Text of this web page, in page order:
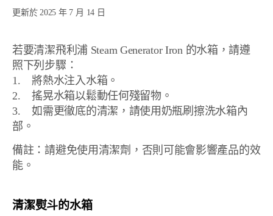
更新於 2025 年 7 月 14 日
若要清潔飛利浦 Steam Generator Iron 的水箱，請遵
照下列步驟：
1. 將熱水注入水箱。
2. 搖晃水箱以鬆動任何殘留物。
3. 如需更徹底的清潔，請使用奶瓶刷擦洗水箱內
部。
備註：請避免使用清潔劑，否則可能會影響產品的效
能。
清潔熨斗的水箱